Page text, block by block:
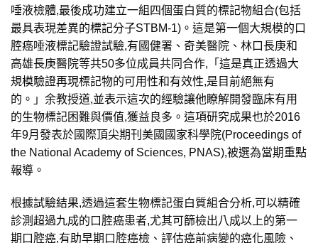
唾液檢體,最後成功建立一組四個蛋白質的標記物組合(包括
最具表現差異的標記分子STBM-1)。這是第一個大規模的口
腔癌唾液標記驗證試驗,有國健署、奇美醫院、林口長庚和
高雄長庚醫院等共50多位成員共同合作,「這是真正透過大
規模驗證再現標記物的可用性和有效性,是目前絕無有
的。」余教授道,並表示這次的經驗讓他瞭解開發臨床有用
的生物標記困難與價值,獲益良多。這項研究成果也於2016
年9月發表於國際頂尖期刊美國國家科學院(Proceedings of
the National Academy of Sciences, PNAS),被選為當期重點
報導。
根據試驗結果,透過這套生物標記蛋白質組合分析,可以精確
診測超過九成的口腔癌患者,尤其可篩檢出八成以上的第一
期口腔癌,有助早期口腔癌檢、評估癌前病變的癌化風險、